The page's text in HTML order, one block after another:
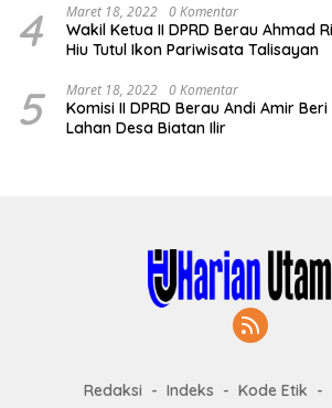
4 Maret 18, 2022 0 Komentar
Wakil Ketua II DPRD Berau Ahmad
Hiu Tutul Ikon Pariwisata Talisayan
5 Maret 18, 2022 0 Komentar
Komisi II DPRD Berau Andi Amir
Lahan Desa Biatan Ilir
Redaksi Indeks Kode Etik